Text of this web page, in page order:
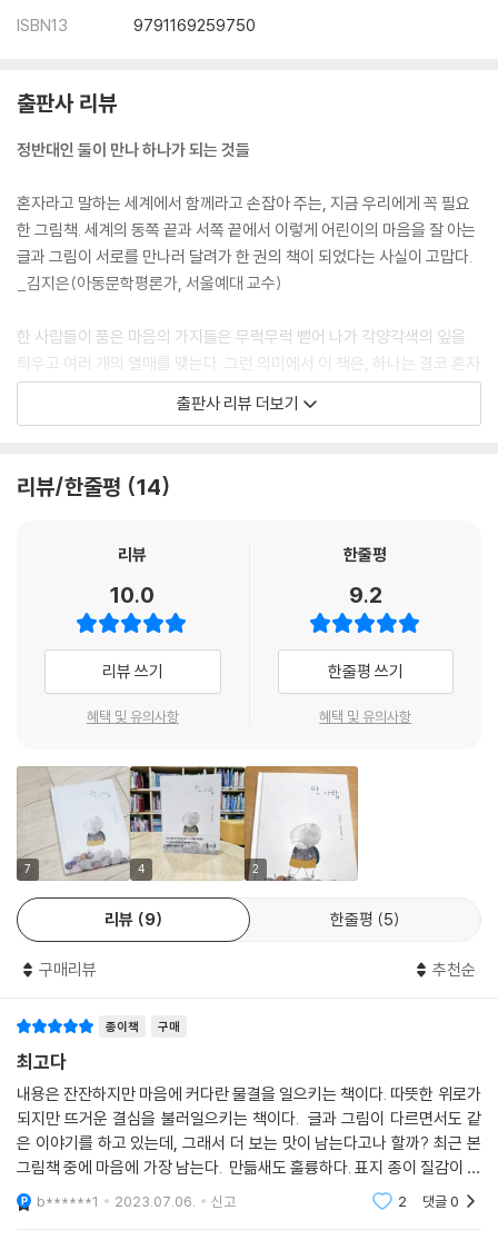
ISBN13
9791169259750
출판사 리뷰
정반대인 둘이 만나 하나가 되는 것들
혼자라고 말하는 세계에서 함께라고 손잡아 주는, 지금 우리에게 꼭 필요
한 그림책. 세계의 동쪽 끝과 서쪽 끝에서 이렇게 어린이의 마음을 잘 아는
글과 그림이 서로를 만나러 달려가 한 권의 책이 되었다는 사실이 고맙다.
_김지은(아동문학평론가, 서울예대 교수)
한 사람들이 품은 마음의 가지들은 무럭무럭 뻗어 나가 각양각색의 잎을
틔우고 여러 개의 열매를 맺는다. 그런 의미에서 이 책은, 하나는 결코 혼자
가 아니라는 새로운 가능성을 이야기한다. 조금씩 달라지면 좀 더 나은 세
계가 되리라는 기대와 희망을 전한다. _유지현(어린이청소년문학서점 '책
정반대인 것 같지만 만나면 하나가 되는 것들이 있다. 글과 그림이 만나 탄
만, 그림책이라는 매체에서는 독자들에게 한 목소리를 들려준다. 이 책『한
둘은 공교롭게도 서로의 대척점인 한국과 아르헨티나에 각각 산다. 공간도
시간대도 언어도 문화도 다른 두 작가이지만 한 마음으로 이야기를 건넨
다. 하는 일도 다르고, 사는 곳도 다른 두 작가가 전하는 이야기 역시 둘이
만나 하나가 되는 이야기다. 외로운 사람 곁에 다정한 사람이, 힘든 사람 곁
에 힘 센 사람이, 나와 다른 처지에 놓인 사람 곁에 내가 가서 선다면, 우리
누구나 ‘한 사람’이 될 수 있다고 말하는 용기의 언어
위해준 작가의 글은 오늘의 어린이가 무엇을 가슴에 품었을 때 용기를 낼
수 있는지 정답을 보여준다. 글은 “한 사람이 되지 않을 거야.”라는 두려움
을 버리고 “내가 그 곁의 한 사람이 될 거야.”라고 다가서게 하는 힘을 가졌
다. 야엘 프랑켈의 그림은 어떤 것이 용감한 그 한 사람의 모습인지 알려준
고 도르르 굴러오는 공이기도 하며 함께 애벌레를 바라보는 눈길이기도 하
_김지은(아동문학평론가, 서울예대 교수)
시처럼 말맛이 살아있는 문장을 소리 내어 읽어보길 바란다. 누구나 ‘한 사
람’이 될 수 있다고 말하는 우정의 시를 읊다 보면 어느새 우리는 서로의 애
틋한 친구가 되어 있을 테니까.
_유지현(어린이청소년문학서점 '책방 사춘기' 대표)
한 편의 시 같은 글에는 ‘한 사람’이라는 단어가 반복적으로 등장한다. 한
출판사 리뷰 더보기
리뷰/한줄평 14
리뷰
10.0
리뷰 쓰기
혜택 및 유의사항
한줄평
9.2
한줄평 쓰기
혜택 및 유의사항
7 4 2
리뷰 9 한줄평 5
구매리뷰 추천순
종이책 구매
최고다
내용은 잔잔하지만 마음에 커다란 물결을 일으키는 책이다. 따뜻한 위로가
되지만 뜨거운 결심을 불러일으키는 책이다. 글과 그림이 다르면서도 같
은 이야기를 하고 있는데, 그래서 더 보는 맛이 남는다고나 할까? 최근 본
그림책 중에 마음에 가장 남는다. 만듦새도 훌륭하다. 표지 종이 질감이 직
접적으로 느껴져서 책은 이런 맛에 사지, 이런 느낌에 집어들지 싶다.
b******1 2023.07.06. 신고 2 댓글0